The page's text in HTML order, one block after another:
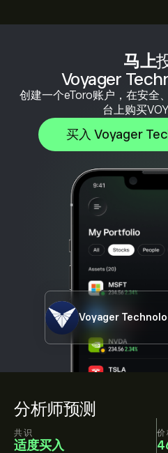
分析师预测
共识
适度买入
价
马上
Voyager
创建一个eToro账户，在安全
台上购买
买入 Voyager
Voyager